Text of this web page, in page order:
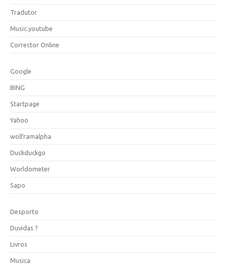
Tradutor
Music.youtube
Corrector Online
Google
BING
Startpage
Yahoo
wolframalpha
Duckduckgo
Worldometer
Sapo
Desporto
Duvidas ?
Livros
Musica